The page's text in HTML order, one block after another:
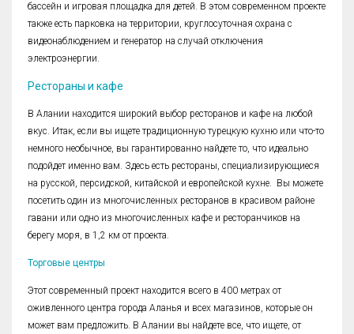
бассейн и игровая площадка для детей. В этом современном проекте
также есть парковка на территории, круглосуточная охрана с
видеонаблюдением и генератор на случай отключения
электроэнергии.
Рестораны и кафе
В Алании находится широкий выбор ресторанов и кафе на любой
вкус. Итак, если вы ищете традиционную турецкую кухню или что-то
немного необычное, вы гарантированно найдете то, что идеально
подойдет именно вам. Здесь есть рестораны, специализирующиеся
на русской, персидской, китайской и европейской кухне. Вы можете
посетить один из многочисленных ресторанов в красивом районе
гавани или одно из многочисленных кафе и ресторанчиков на
берегу моря, в 1,2 км от проекта.
Торговые центры
Этот современный проект находится всего в 400 метрах от
оживленного центра города Аланья и всех магазинов, которые он
может вам предложить. В Алании вы найдете все, что ищете, от